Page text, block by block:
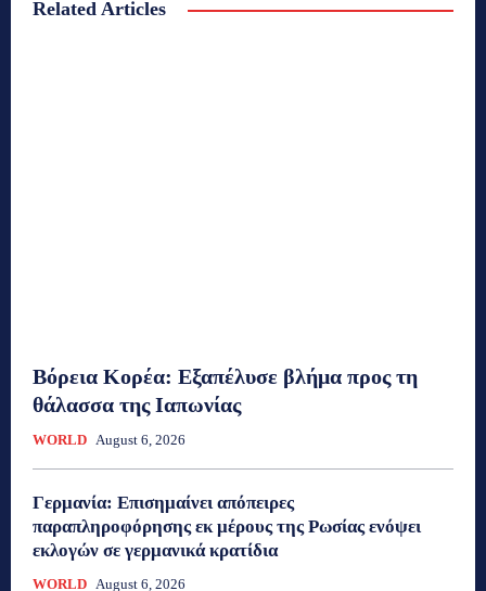
Related Articles
Βόρεια Κορέα: Eξαπέλυσε βλήμα προς τη
θάλασσα της Ιαπωνίας
WORLD August 6, 2026
Γερμανία: Eπισημαίνει απόπειρες
παραπληροφόρησης εκ μέρους της Ρωσίας ενόψει
εκλογών σε γερμανικά κρατίδια
WORLD August 6, 2026